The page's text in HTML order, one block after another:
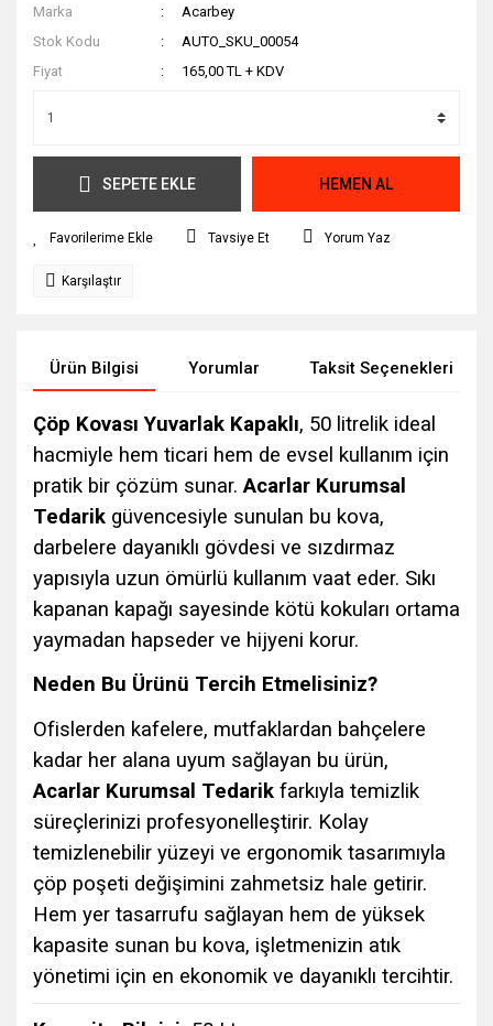
Marka
Acarbey
Stok Kodu
AUTO_SKU_00054
Fiyat
165,00 TL + KDV
SEPETE EKLE HEMEN AL
Tavsiye Et Yorum Yaz
Karşılaştır
Ürün Bilgisi Yorumlar Taksit Seçenekleri
Çöp Kovası Yuvarlak Kapaklı, 50 litrelik ideal
hacmiyle hem ticari hem de evsel kullanım için
pratik bir çözüm sunar.Acarlar Kurumsal
Tedarik güvencesiyle sunulan bu kova,
darbelere dayanıklı gövdesi ve sızdırmaz
yapısıyla uzun ömürlü kullanım vaat eder. Sıkı
kapanan kapağı sayesinde kötü kokuları ortama
yaymadan hapseder ve hijyeni korur.
Neden Bu Ürünü Tercih Etmelisiniz?
Ofislerden kafelere, mutfaklardan bahçelere
kadar her alana uyum sağlayan bu ürün,
Acarlar Kurumsal Tedarik farkıyla temizlik
süreçlerinizi profesyonelleştirir. Kolay
temizlenebilir yüzeyi ve ergonomik tasarımıyla
çöp poşeti değişimini zahmetsiz hale getirir.
Hem yer tasarrufu sağlayan hem de yüksek
kapasite sunan bu kova, işletmenizin atık
yönetimi için en ekonomik ve dayanıklı tercihtir.